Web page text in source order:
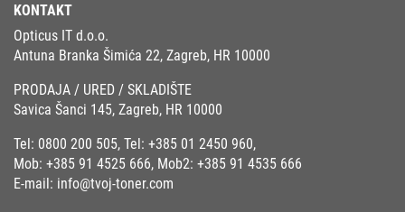
KONTAKT
Opticus IT d.o.o.
Antuna Branka Šimića 22, Zagreb, HR 10000
PRODAJA / URED / SKLADIŠTE
Savica Šanci 145, Zagreb, HR 10000
Tel: 0800 200 505, Tel: +385 01 2450 960,
Mob: +385 91 4525 666, Mob2: +385 91 4535 666
E-mail: info@tvoj-toner.com